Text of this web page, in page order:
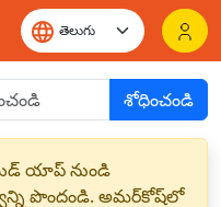
శోధించండి
యాప్ నుండి
పొందండి. అమర్‌కోష్‌లో